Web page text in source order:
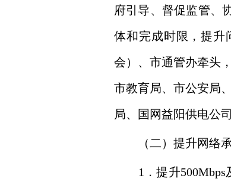
府引导、督促监管、
体和完成时限，提升
会）、市通管办牵头
市教育局、市公安局
局、国网益阳供电公
（二）提升网络承
1．提升500Mbps